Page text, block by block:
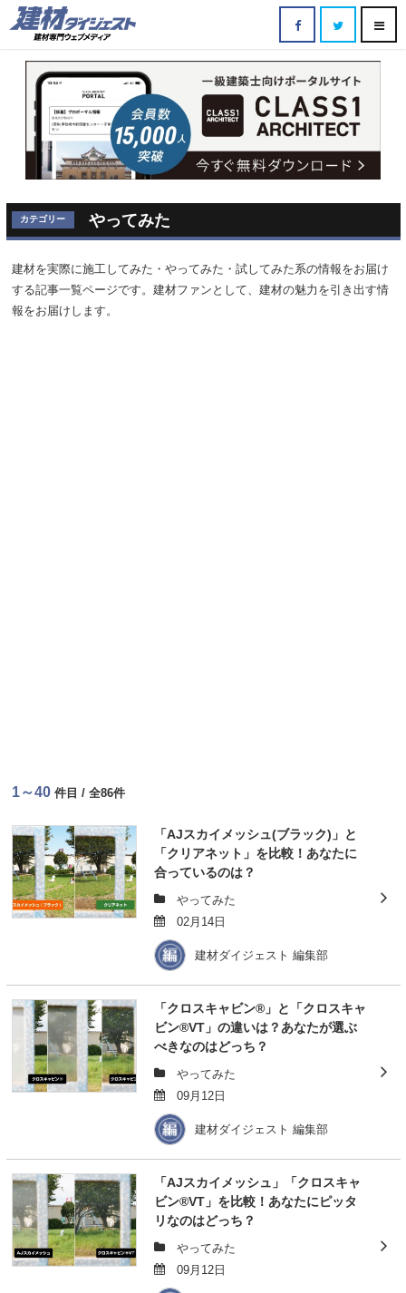
カテゴリー やってみた
建材を実際に施工してみた・やってみた・試してみた系の情報をお届け
する記事一覧ページです。建材ファンとして、建材の魅力を引き出す情
報をお届けします。
1～40 件目 / 全86件
「AJスカイメッシュ(ブラック)」と
「クリアネット」を比較！あなたに
合っているのは？
やってみた
02月14日
建材ダイジェスト 編集部
「クロスキャビン®」と「クロスキャ
ビン®VT」の違いは？あなたが選ぶ
べきなのはどっち？
やってみた
09月12日
建材ダイジェスト 編集部
「AJスカイメッシュ」「クロスキャ
ビン®VT」を比較！あなたにピッタ
リなのはどっち？
やってみた
09月12日